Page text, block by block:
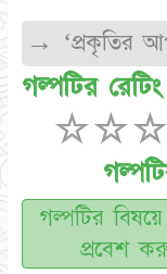
→ ‘প্রকৃতির
গল্পটির
☆
☆
☆
গল্পটির
প্রবেশ